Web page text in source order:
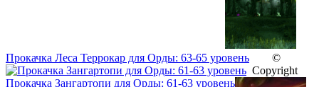
Прокачка Леса Террокар для Орды: 63-65 уровень
Прокачка Зангартопи для Орды: 61-63 уровень
©
Copyright